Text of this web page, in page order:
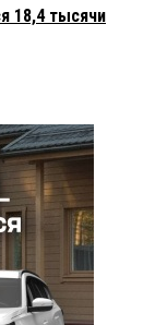
18,4 тысячи